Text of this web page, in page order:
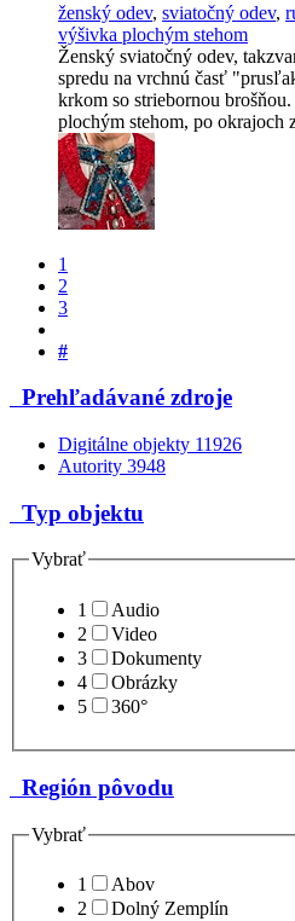
ženský odev, sviatočný odev,
výšivka plochým stehom
Ženský sviatočný odev,
spredu na vrchnú časť
krkom so striebornou
plochým stehom, po okrajoch
1
2
3
#
Prehľadávané zdroje
Digitálne objekty 11926
Autority 3948
Typ objektu
Vybrať
1
Audio
2
Video
3
Dokumenty
4
Obrázky
5
360°
Región pôvodu
Vybrať
1
Abov
2
Dolný Zemplín